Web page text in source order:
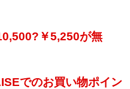
￥5,250が無
でのお買い物ポイン